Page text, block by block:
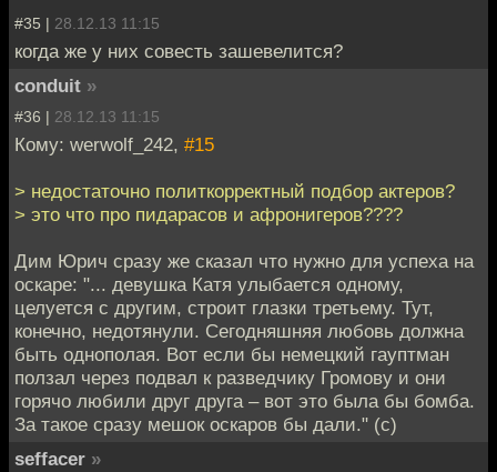
#35 | 28.12.13 11:15
когда же у них совесть зашевелится?
conduit »
#36 | 28.12.13 11:15
Кому: werwolf_242, #15
> недостаточно политкорректный подбор актеров?
> это что про пидарасов и афронигеров????
Дим Юрич сразу же сказал что нужно для успеха на
оскаре: "... девушка Катя улыбается одному,
целуется с другим, строит глазки третьему. Тут,
конечно, недотянули. Сегодняшняя любовь должна
быть однополая. Вот если бы немецкий гауптман
ползал через подвал к разведчику Громову и они
горячо любили друг друга – вот это была бы бомба.
За такое сразу мешок оскаров бы дали." (с)
seffacer »